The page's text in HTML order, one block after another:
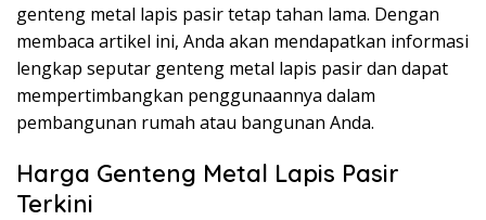
genteng metal lapis pasir tetap tahan lama. Dengan
membaca artikel ini, Anda akan mendapatkan informasi
lengkap seputar genteng metal lapis pasir dan dapat
mempertimbangkan penggunaannya dalam
pembangunan rumah atau bangunan Anda.
Harga Genteng Metal Lapis Pasir
Terkini